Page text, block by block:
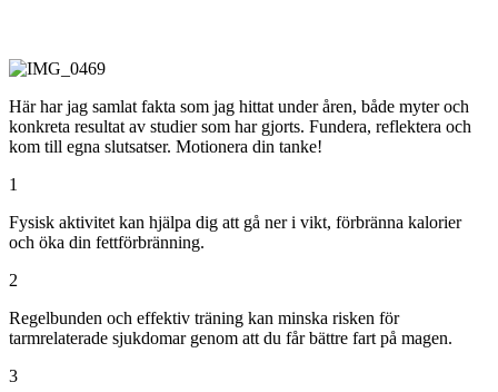
Här har jag samlat fakta som jag hittat under åren, både myter och
konkreta resultat av studier som har gjorts. Fundera, reflektera och
kom till egna slutsatser. Motionera din tanke!
1
Fysisk aktivitet kan hjälpa dig att gå ner i vikt, förbränna kalorier
och öka din fettförbränning.
2
Regelbunden och effektiv träning kan minska risken för
tarmrelaterade sjukdomar genom att du får bättre fart på magen.
3